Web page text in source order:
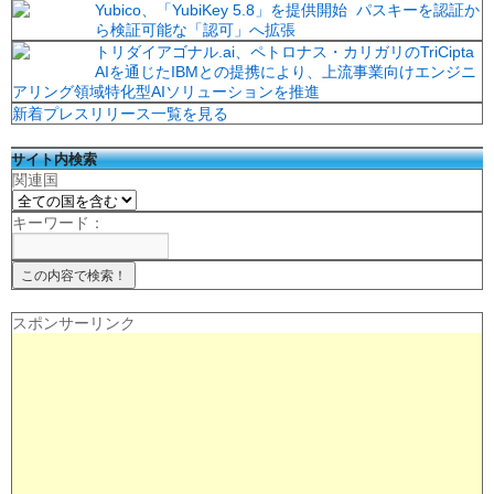
Yubico、「YubiKey 5.8」を提供開始 パスキーを認証か
ら検証可能な「認可」へ拡張
トリダイアゴナル.ai、ペトロナス・カリガリのTriCipta
AIを通じたIBMとの提携により、上流事業向けエンジニ
アリング領域特化型AIソリューションを推進
新着プレスリリース一覧を見る
サイト内検索
関連国
キーワード：
スポンサーリンク